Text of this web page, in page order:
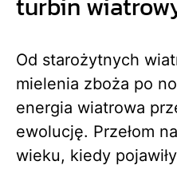
Od starożytnych
mielenia zboża po
energia wiatrowa
ewolucję. Przełom
wieku, kiedy